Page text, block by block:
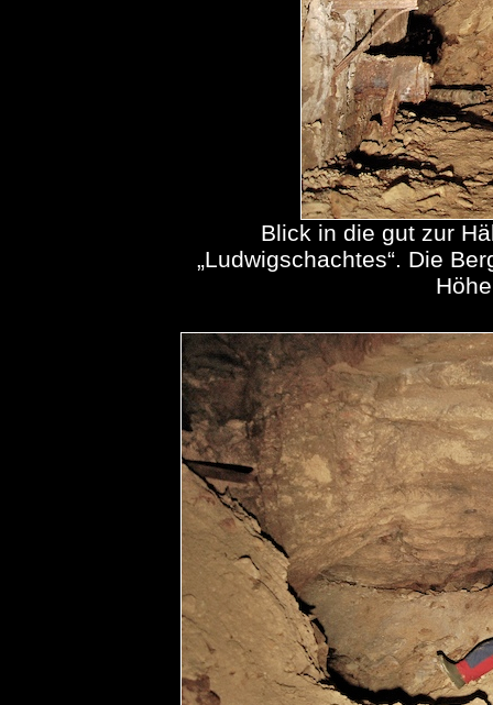
Blick in die gut zur
„Ludwigschachtes“. Die